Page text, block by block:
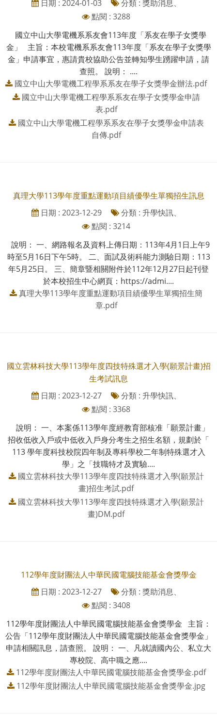
日期 : 2024-01-03
分類 : 獎助消息、
點閱 : 3288
國立中山大學電機系系友會113年度「系友在學子女獎學
金」 主旨：本校電機系系友會113年度「系友在學子女獎學
金」申請事宜，惠請貴校協助公告並轉知學生踴躍申請，請
查照。 說明： ....
國立中山大學電機工程學系系友在學子女獎學金辦法.pdf
國立中山大學電機工程學系系友在學子女獎學金申請
表.pdf
國立中山大學電機工程學系系友在學子女獎學金申請表
自傳.pdf
真理大學113學年度重點運動項目績優學生單獨招生訊息
日期 : 2023-12-29
分類 : 升學快訊、
點閱 : 3214
說明： 一、網路報名及資料上傳日期：113年4月1日上午9
時至5月16日下午5時。 二、面試及術科能力測驗日期：113
年5月25日。 三、簡章暨相關附件於112年12月27日起刊登
於本校招生中心網頁：https://admi....
真理大學113學年度重點運動項目績優學生單獨招生簡
章.pdf
國立雲林科技大學113學年度四技特殊選才入學(願景計畫)招
生考試訊息
日期 : 2023-12-27
分類 : 升學快訊、
點閱 : 3368
說明： 一、本案係113學年度經教育部核准「願景計畫」
招收低收入戶或中低收入戶身分考生之招生名額，規劃於「
113 學年度科技校院四年制及專科學校二年制特殊選才入
學」之「技職特才及實驗....
國立雲林科技大學113學年度四技特殊選才入學(願景計
畫)招生考試.pdf
國立雲林科技大學113學年度四技特殊選才入學(願景計
畫)DM.pdf
112學年度財團法人中華民國電腦技能基金會獎學金
日期 : 2023-12-27
分類 : 獎助消息、
點閱 : 3408
112學年度財團法人中華民國電腦技能基金會獎學金 主旨：
公告「112學年度財團法人中華民國電腦技能基金會獎學金」
申請相關訊息，請查照。 說明： 一、凡就讀國內公、私立大
專校院、高中職之應....
112學年度財團法人中華民國電腦技能基金會獎學金.pdf
112學年度財團法人中華民國電腦技能基金會獎學金.jpg